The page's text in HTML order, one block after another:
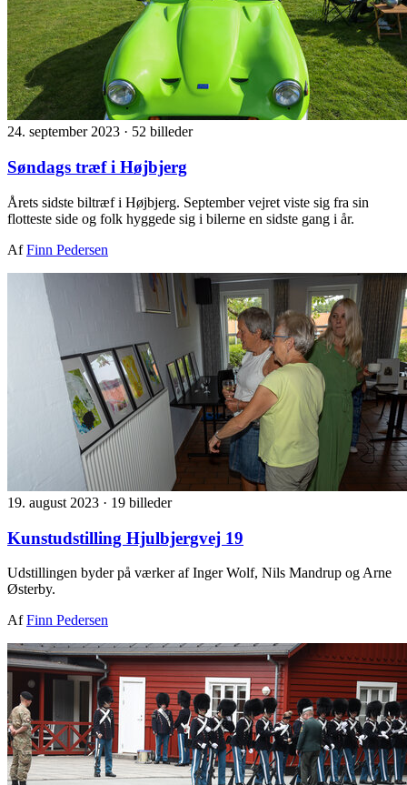
24. september 2023 · 52 billeder
Søndags træf i Højbjerg
Årets sidste biltræf i Højbjerg. September vejret viste sig fra sin
flotteste side og folk hyggede sig i bilerne en sidste gang i år.
AfFinn Pedersen
19. august 2023 · 19 billeder
Kunstudstilling Hjulbjergvej 19
Udstillingen byder på værker af Inger Wolf, Nils Mandrup og Arne
Østerby.
AfFinn Pedersen